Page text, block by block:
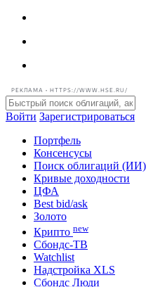
РЕКЛАМА • HTTPS://WWW.HSE.RU/
Войти Зарегистрироваться
Портфель
Консенсусы
Поиск облигаций (ИИ)
Кривые доходности
ЦФА
Best bid/ask
Золото
Крипто new